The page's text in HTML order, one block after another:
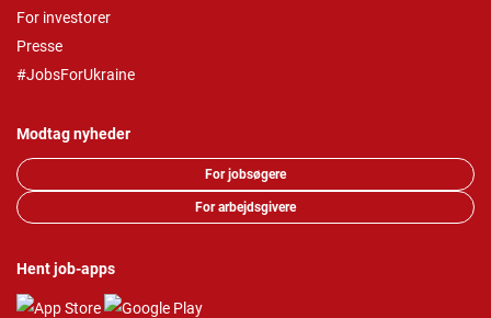
For investorer
Presse
#JobsForUkraine
Modtag nyheder
For jobsøgere
For arbejdsgivere
Hent job-apps